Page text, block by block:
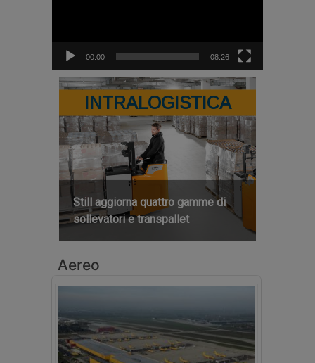
00:00 08:26
INTRALOGISTICA
Still aggiorna quattro gamme di
sollevatori e transpallet
Aereo